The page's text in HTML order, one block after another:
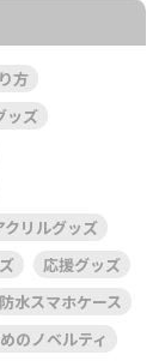
方
ッズ
クリルグッズ
応援グッズ
防水スマホケース
のノベルティ